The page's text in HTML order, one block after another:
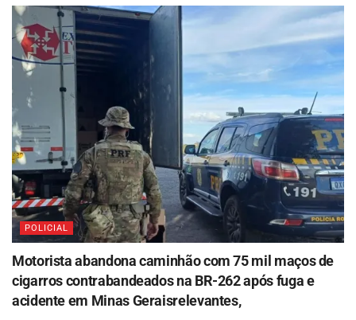
POLICIAL
Motorista abandona caminhão com 75 mil maços de
cigarros contrabandeados na BR-262 após fuga e
acidente em Minas Geraisrelevantes,